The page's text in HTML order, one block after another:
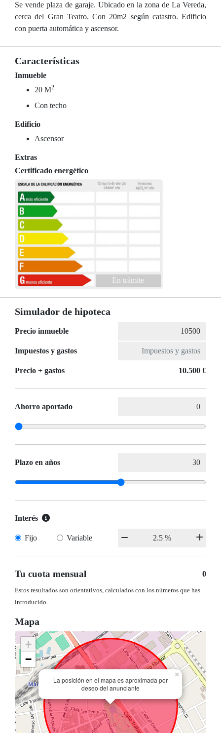
Se vende plaza de garaje. Ubicado en la zona de La Vereda,
cerca del Gran Teatro. Con 20m2 según catastro. Edificio
con puerta automática y ascensor.
Características
Inmueble
20 M2
Con techo
Edificio
Ascensor
Extras
Certificado energético
En trámite
Simulador de hipoteca
Precio inmueble
Impuestos y gastos
Precio + gastos 10.500 €
Ahorro aportado
Plazo en años
Interés
Fijo Variable
Tu cuota mensual 0
Estos resultados son orientativos, calculados con los números que has
introducido.
Mapa
La posición en el mapa es aproximada por
deseo del anunciante
×
+
−